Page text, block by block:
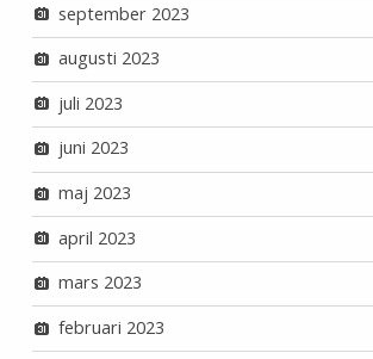
september 2023
augusti 2023
juli 2023
juni 2023
maj 2023
april 2023
mars 2023
februari 2023